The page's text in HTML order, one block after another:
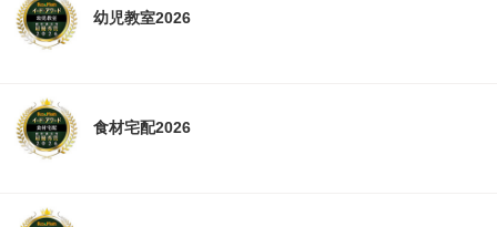
幼児教室2026
食材宅配2026